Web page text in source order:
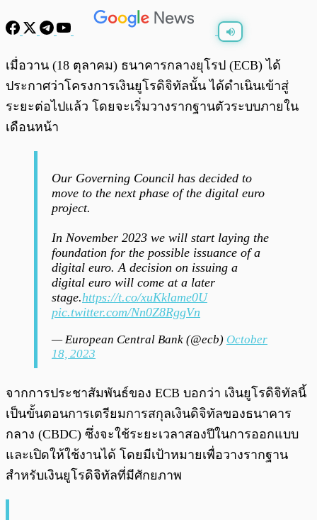
/0:00
เมื่อวาน (18 ตุลาคม) ธนาคารกลางยุโรป (ECB) ได้
ประกาศว่าโครงการเงินยูโรดิจิทัลนั้น ได้ดำเนินเข้าสู่
ระยะต่อไปแล้ว โดยจะเริ่มวางรากฐานตัวระบบภายใน
เดือนหน้า
Our Governing Council has decided to
move to the next phase of the digital euro
project.
In November 2023 we will start laying the
foundation for the possible issuance of a
digital euro. A decision on issuing a
digital euro will come at a later
stage.https://t.co/xuKklame0U
pic.twitter.com/Nn0Z8RggVn
— European Central Bank (@ecb) October
18, 2023
จากการประชาสัมพันธ์ของ ECB บอกว่า เงินยูโรดิจิทัลนี้
เป็นขั้นตอนการเตรียมการสกุลเงินดิจิทัลของธนาคาร
กลาง (CBDC) ซึ่งจะใช้ระยะเวลาสองปีในการออกแบบ
และเปิดให้ใช้งานได้ โดยมีเป้าหมายเพื่อวางรากฐาน
สำหรับเงินยูโรดิจิทัลที่มีศักยภาพ